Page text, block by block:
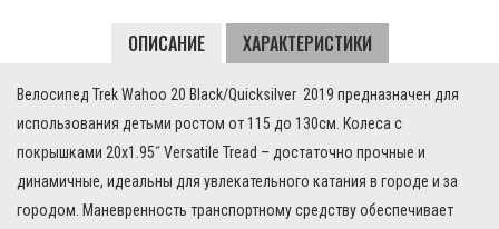
20
Black/Quicksilver
20
Quicksilver/Roarange
2019
20
Viper
Red/Trek
Black
2019
Pink/Purple
Lotus
ОПИСАНИЕ ХАРАКТЕРИСТИКИ
Велосипед Trek Wahoo 20 Black/Quicksilver 2019 предназначен для
использования детьми ростом от 115 до 130см. Колеса с
покрышками 20x1.95˝ Versatile Tread – достаточно прочные и
динамичные, идеальны для увлекательного катания в городе и за
городом. Маневренность транспортному средству обеспечивает